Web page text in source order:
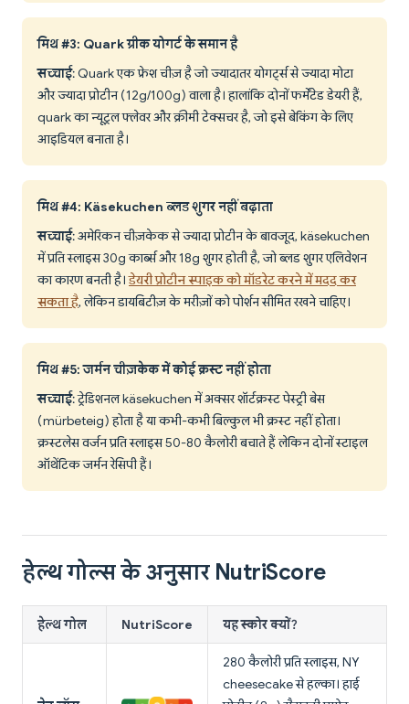
मिथ #3: Quark ग्रीक योगर्ट के समान है
सच्चाई: Quark एक फ्रेश चीज़ है जो ज्यादातर योगर्ट्स से ज्यादा मोटा
और ज्यादा प्रोटीन (12g/100g) वाला है। हालांकि दोनों फर्मेंटेड डेयरी हैं,
quark का न्यूट्रल फ्लेवर और क्रीमी टेक्सचर है, जो इसे बेकिंग के लिए
आइडियल बनाता है।
मिथ #4: Käsekuchen ब्लड शुगर नहीं बढ़ाता
सच्चाई: अमेरिकन चीज़केक से ज्यादा प्रोटीन के बावजूद, käsekuchen
में प्रति स्लाइस 30g कार्ब्स और 18g शुगर होती है, जो ब्लड शुगर एलिवेशन
का कारण बनती है।डेयरी प्रोटीन स्पाइक को मॉडरेट करने में मदद कर
सकता है, लेकिन डायबिटीज़ के मरीज़ों को पोर्शन सीमित रखने चाहिए।
मिथ #5: जर्मन चीज़केक में कोई क्रस्ट नहीं होता
सच्चाई: ट्रेडिशनल käsekuchen में अक्सर शॉर्टक्रस्ट पेस्ट्री बेस
(mürbeteig) होता है या कभी-कभी बिल्कुल भी क्रस्ट नहीं होता।
क्रस्टलेस वर्जन प्रति स्लाइस 50-80 कैलोरी बचाते हैं लेकिन दोनों स्टाइल
ऑथेंटिक जर्मन रेसिपी हैं।
हेल्थ गोल्स के अनुसार NutriScore
हेल्थ गोल NutriScore यह स्कोर क्यों?
280 कैलोरी प्रति स्लाइस, NY
cheesecake से हल्का। हाई